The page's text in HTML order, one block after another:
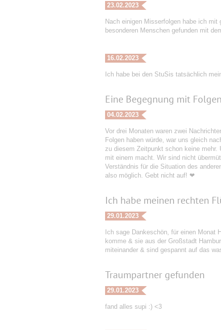
23.02.2023
Nach einigen Misserfolgen habe ich
besonderen Menschen gefunden mit
16.02.2023
Ich habe bei den StuSis tatsächlich
Eine Begegnung mit
04.02.2023
Vor drei Monaten waren zwei
Folgen haben würde, war uns gleich
zu diesem Zeitpunkt schon keine mehr.
mit einem macht. Wir sind nicht
Verständnis für die Situation des
also möglich. Gebt nicht auf! ❤
Ich habe meinen rechten
29.01.2023
Ich sage Dankeschön, für einen Monat
komme & sie aus der Großstadt
miteinander & sind gespannt auf das
Traumpartner gefunden
29.01.2023
fand alles supi :) <3